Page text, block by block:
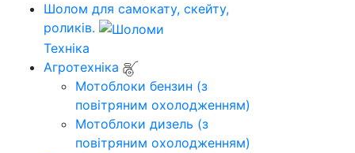
Шолом для самокату, скейту,
роликів.
Техніка
Агротехніка
Мотоблоки бензин (з
повітряним охолодженням)
Мотоблоки дизель (з
повітряним охолодженням)